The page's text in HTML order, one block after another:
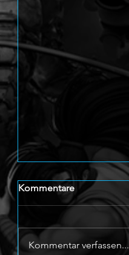
Kommentare
Kommentar verfassen...